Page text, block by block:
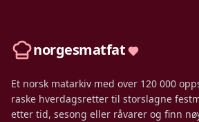
norgesmatfat
Et norsk matarkiv med over 120 000
raske hverdagsretter til storslagne
etter tid, sesong eller råvarer og finn